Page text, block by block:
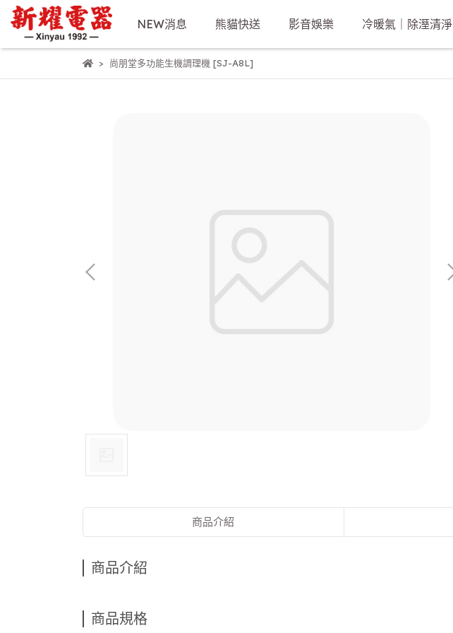
NEW消息 熊貓快送 影音娛樂 冷暖氣｜除溼清淨
尚朋堂多功能生機調理機 [SJ-A8L]
商品介紹
商品介紹
商品規格